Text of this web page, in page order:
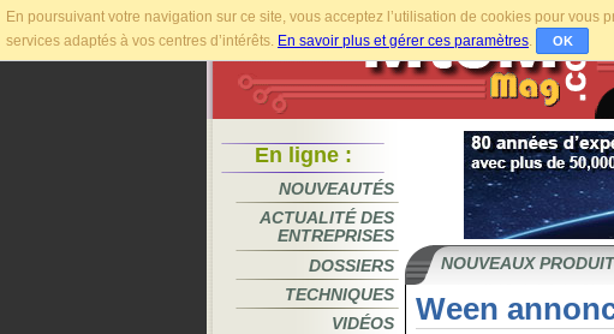
En poursuivant votre navigation sur ce site, vous acceptez l’utilisation de cookies pour vous
services adaptés à vos centres d’intérêts. En savoir plus et gérer ces paramètres. OK
En ligne :
NOUVEAUTÉS
ACTUALITÉ DES
ENTREPRISES
DOSSIERS
TECHNIQUES
VIDÉOS
NOUVEAUX
Ween